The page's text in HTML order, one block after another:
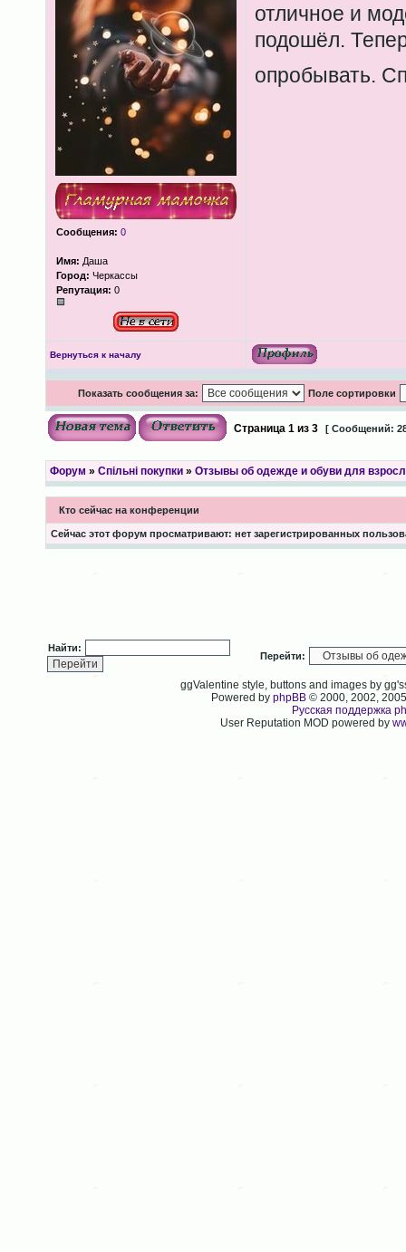
Сообщения: 0
Имя: Даша
Город: Черкассы
Репутация: 0
отличное и
подошёл.
опробывать.
Вернуться к началу
Показать сообщения за: Поле сортировки
Страница 1из 3 [ Сообщений:
Форум » Спільні покупки» Отзывы об одежде и обуви для
Кто сейчас на конференции
Сейчас этот форум просматривают: нет зарегистрированных
Найти:
Перейти:
ggValentine style, buttons and images by
Powered byphpBB © 2000, 2002,
Русская поддержка
User Reputation MOD powered by